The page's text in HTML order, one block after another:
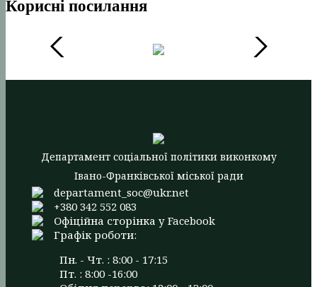
Корисні посилання
Департамент соціальної політики виконкому
Івано-Франківської міської ради
departament_soc@ukr.net
+380 342 552 083
Офіційна сторінка у Facebook
Графік роботи:
Пн. - Чт. : 8:00 - 17:15
Пт. : 8:00 -16:00